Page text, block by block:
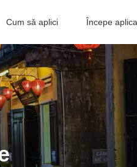
Cum să aplici Începe